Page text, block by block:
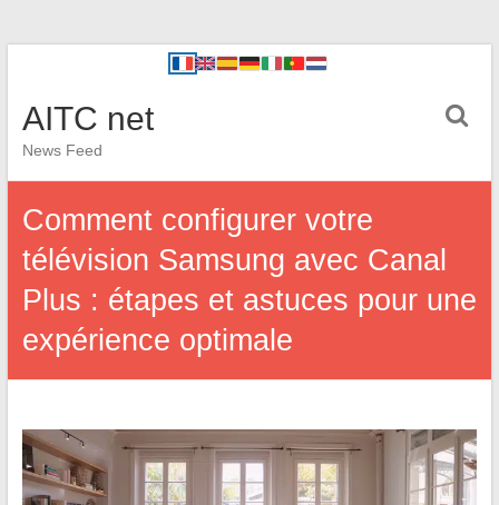
AITC net
News Feed
Comment configurer votre
télévision Samsung avec Canal
Plus : étapes et astuces pour une
expérience optimale